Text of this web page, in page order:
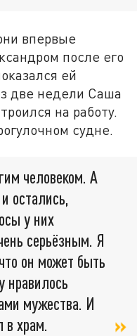
впервые
после его
ей
две недели Саша
на работу.
судне.
человеком. А
остались,
у них
серьёзным. Я
он может быть
нравилось
мужества. И
в храм.